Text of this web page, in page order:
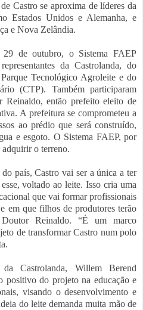
Castro se aproxima de líderes da
Estados Unidos e Alemanha, e
e Nova Zelândia.
de outubro, o Sistema FAEP
da Castrolanda, do
Tecnológico Agroleite e do
(CTP). Também participaram
Reinaldo, então prefeito eleito de
A prefeitura se comprometeu a
ao prédio que será construído,
e esgoto. O Sistema FAEP, por
o terreno.
país, Castro vai ser a única a ter
voltado ao leite. Isso cria uma
que vai formar profissionais
em que filhos de produtores terão
Reinaldo. “É um marco
de transformar Castro num polo
Castrolanda, Willem Berend
positivo do projeto na educação e
visando o desenvolvimento e
do leite demanda muita mão de